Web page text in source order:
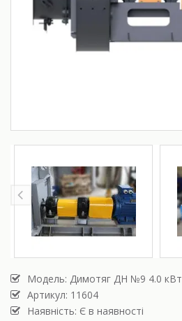
Модель: Димотяг ДН №9 4.0 кВт
Артикул: 11604
Наявність: Є в наявності